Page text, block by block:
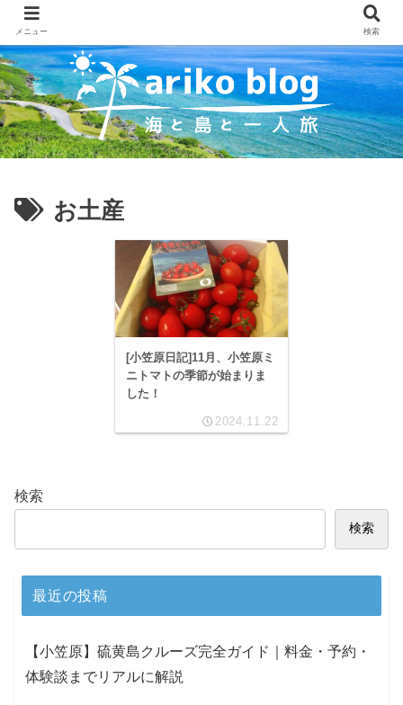
お土産
[小笠原日記]11月、小笠原ミ
ニトマトの季節が始まりま
した！
2024.11.22
検索
検索
最近の投稿
【小笠原】硫黄島クルーズ完全ガイド｜料金・予約・
体験談までリアルに解説
メニュー 検索